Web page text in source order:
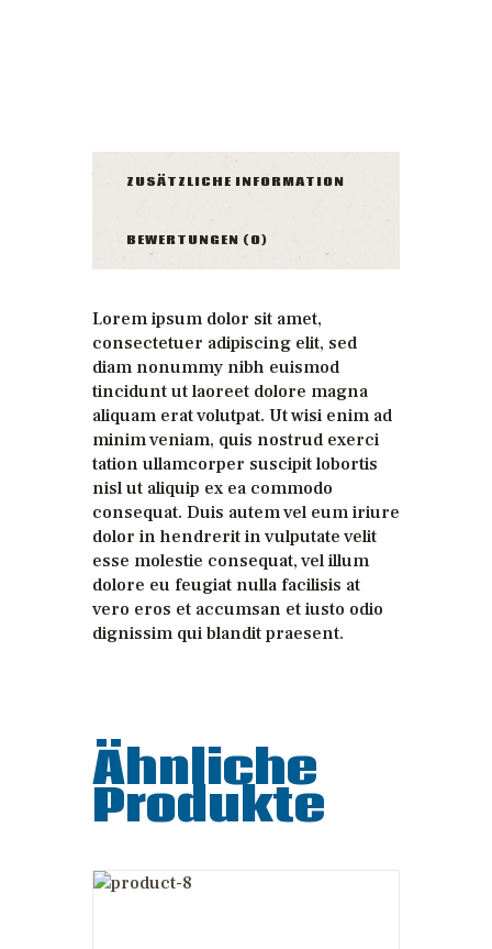
ZUSÄTZLICHE INFORMATION
BEWERTUNGEN (0)
Lorem ipsum dolor sit amet,
consectetuer adipiscing elit, sed
diam nonummy nibh euismod
tincidunt ut laoreet dolore magna
aliquam erat volutpat. Ut wisi enim ad
minim veniam, quis nostrud exerci
tation ullamcorper suscipit lobortis
nisl ut aliquip ex ea commodo
consequat. Duis autem vel eum iriure
dolor in hendrerit in vulputate velit
esse molestie consequat, vel illum
dolore eu feugiat nulla facilisis at
vero eros et accumsan et iusto odio
dignissim qui blandit praesent.
Ähnliche
Produkte